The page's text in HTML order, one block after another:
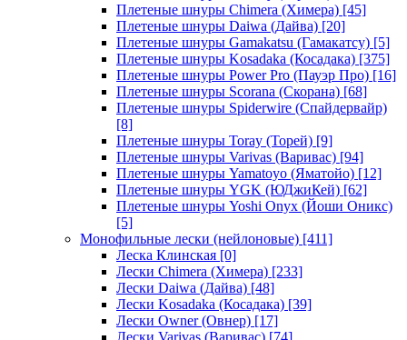
Плетеные шнуры Chimera (Химера) [45]
Плетеные шнуры Daiwa (Дайва) [20]
Плетеные шнуры Gamakatsu (Гамакатсу) [5]
Плетеные шнуры Kosadaka (Косадака) [375]
Плетеные шнуры Power Pro (Пауэр Про) [16]
Плетеные шнуры Scorana (Скорана) [68]
Плетеные шнуры Spiderwire (Спайдервайр)
[8]
Плетеные шнуры Toray (Торей) [9]
Плетеные шнуры Varivas (Варивас) [94]
Плетеные шнуры Yamatoyo (Яматойо) [12]
Плетеные шнуры YGK (ЮДжиКей) [62]
Плетеные шнуры Yoshi Onyx (Йоши Оникс)
[5]
Монофильные лески (нейлоновые) [411]
Леска Клинская [0]
Лески Chimera (Химера) [233]
Лески Daiwa (Дайва) [48]
Лески Kosadaka (Косадака) [39]
Лески Owner (Овнер) [17]